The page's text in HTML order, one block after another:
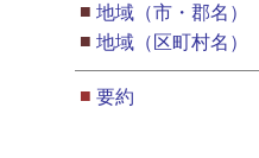
■ 地域（市・郡名）
■ 地域（区町村名）
■ 要約